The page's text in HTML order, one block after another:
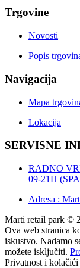
Trgovine
Novosti
Popis
Navigacija
Mapa
Lokacija
SERVISNE
RADNO
09-21H
Adresa :
Marti retail park ©
Ova web stranica
iskustvo. Nadamo
možete isključiti.
Privatnost i kolačići